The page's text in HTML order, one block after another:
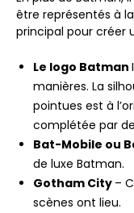
être représentés à
principal pour créer
Le logo Batman
manières. La
pointues est à
complétée par
Bat-Mobile ou
de luxe Batman.
Gotham City –
scènes ont lieu.